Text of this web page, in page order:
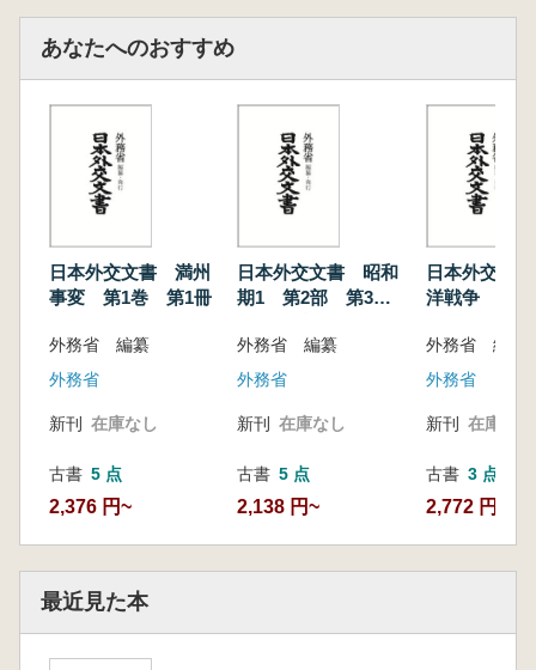
あなたへのおすすめ
日本外交文書 満州
事変 第1巻 第1冊
外務省 編纂
外務省
新刊 在庫なし
古書 5 点
2,376 円~
日本外交文書 昭和
期1 第2部 第3
関係)
外務省 編纂
外務省
新刊 在庫なし
古書 5 点
2,138 円~
日本外交文
洋戦争 第3
外務省 編纂
外務省
新刊 在庫なし
古書 3 点
2,772 円~
最近見た本